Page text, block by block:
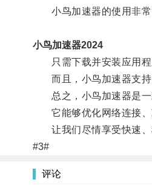
小鸟加速器的使用非常
小鸟加速器2024
只需下载并安装应用程
而且，小鸟加速器支持
总之，小鸟加速器是一
它能够优化网络连接、
让我们尽情享受快速、
#3#
评论